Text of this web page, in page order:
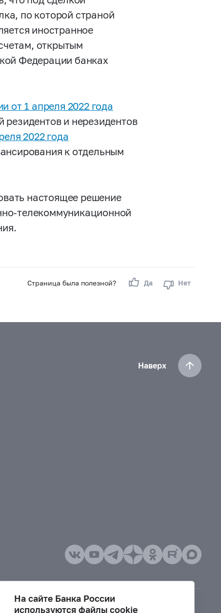
по которой страной
иностранное
открытым
Федерации банках
от 1 апреля 2022 года
и нерезидентов
2022 года
к отдельным
настоящее решение
телекоммуникационной
Страница была полезной? Да Нет
Наверх
На сайте Банка России
используются файлы cookie